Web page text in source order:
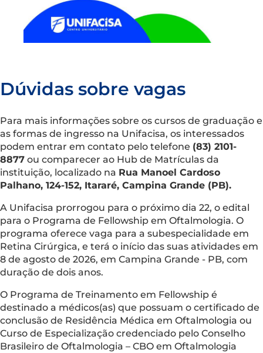
Dúvidas sobre vagas
Para mais informações sobre os cursos de graduação e
as formas de ingresso na Unifacisa, os interessados
podem entrar em contato pelo telefone (83) 2101-
8877 ou comparecer ao Hub de Matrículas da
instituição, localizado na Rua Manoel Cardoso
Palhano, 124-152, Itararé, Campina Grande (PB).
A Unifacisa prorrogou para o próximo dia 22, o edital
para o Programa de Fellowship em Oftalmologia. O
programa oferece vaga para a subespecialidade em
Retina Cirúrgica, e terá o início das suas atividades em
8 de agosto de 2026, em Campina Grande - PB, com
duração de dois anos.
O Programa de Treinamento em Fellowship é
destinado a médicos(as) que possuam o certificado de
conclusão de Residência Médica em Oftalmologia ou
Curso de Especialização credenciado pelo Conselho
Brasileiro de Oftalmologia – CBO em Oftalmologia